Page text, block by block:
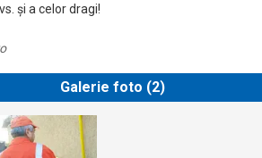
și a celor dragi!
Galerie foto (2)